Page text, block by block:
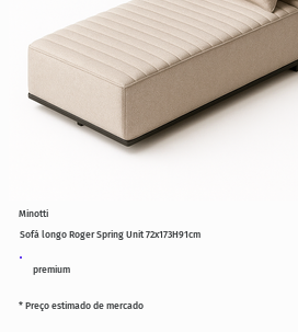
premium
Sofá longo Roger Spring Unit 72x173H91cm
* Preço estimado de mercado
Minotti